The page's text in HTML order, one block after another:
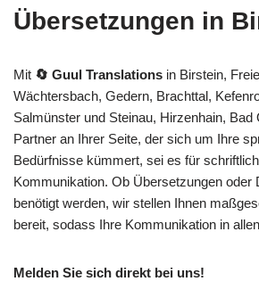
Übersetzungen in
Mit 🔄 Guul Translations in Birstein,
Wächtersbach, Gedern, Brachttal,
Salmünster und Steinau, Hirzenhain, Bad
Partner an Ihrer Seite, der sich um Ihre
Bedürfnisse kümmert, sei es für
Kommunikation. Ob Übersetzungen oder
benötigt werden, wir stellen Ihnen
bereit, sodass Ihre Kommunikation in
Melden Sie sich direkt bei uns!